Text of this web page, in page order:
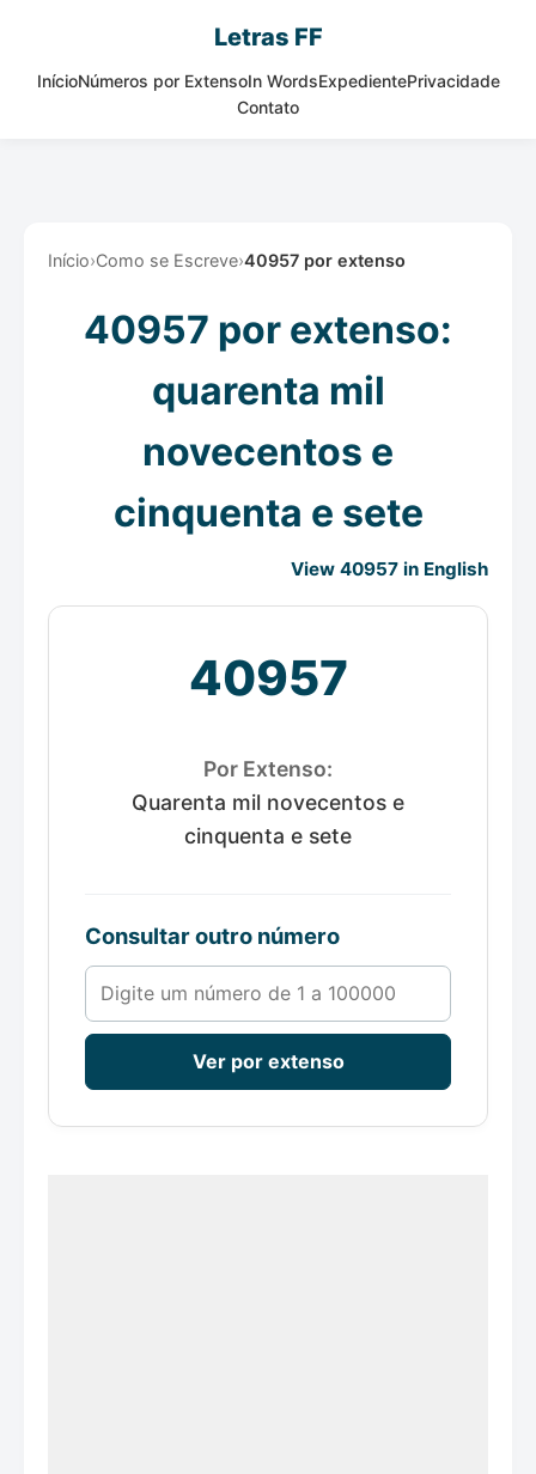
Letras FF
InícioNúmeros por ExtensoIn WordsExpedientePrivacidade
Contato
Início›Como se Escreve›40957 por extenso
40957 por extenso:
quarenta mil
novecentos e
cinquenta e sete
View 40957 in English
40957
Por Extenso:
Quarenta mil novecentos e
cinquenta e sete
Consultar outro número
Número de 1 a 100000
Ver por extenso